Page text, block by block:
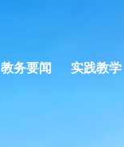
教务要闻 实践教学